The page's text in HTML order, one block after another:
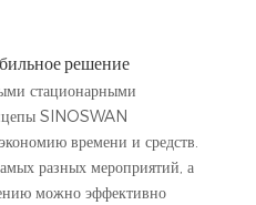
решение
стационарными
SINOSWAN
времени и средств.
разных мероприятий, а
можно эффективно